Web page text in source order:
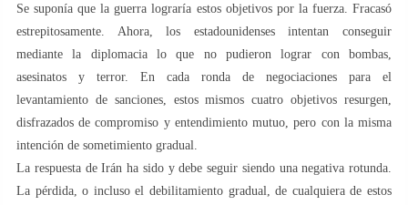
Se suponía que la guerra lograría estos objetivos por la fuerza. Fracasó
estrepitosamente. Ahora, los estadounidenses intentan conseguir
mediante la diplomacia lo que no pudieron lograr con bombas,
asesinatos y terror. En cada ronda de negociaciones para el
levantamiento de sanciones, estos mismos cuatro objetivos resurgen,
disfrazados de compromiso y entendimiento mutuo, pero con la misma
intención de sometimiento gradual.
La respuesta de Irán ha sido y debe seguir siendo una negativa rotunda.
La pérdida, o incluso el debilitamiento gradual, de cualquiera de estos